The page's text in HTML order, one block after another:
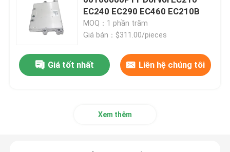
cần cẩu máy xúc
Tàu đào
EC240 EC290 EC460 EC210B
MOQ：1 phần trăm
Giá bán：$311.00/pieces
Giá tốt nhất Liên hệ chúng tôi
Xem thêm